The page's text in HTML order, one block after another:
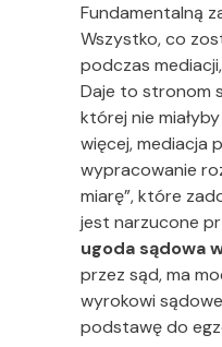
Fundamentalną
Wszystko, co
podczas
Daje to stronom
której nie
więcej, mediacja
wypracowanie
miarę”, które
jest narzucone
ugoda sądowa
przez sąd, ma
wyrokowi
podstawę do